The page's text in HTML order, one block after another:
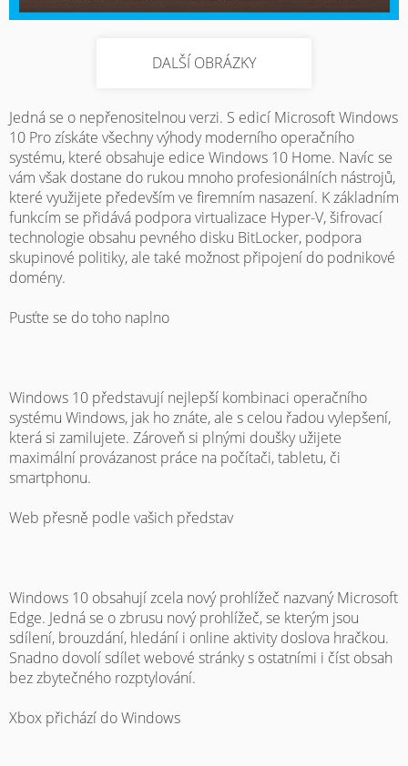
DALŠÍ OBRÁZKY
Jedná se o nepřenositelnou verzi. S edicí Microsoft Windows
10 Pro získáte všechny výhody moderního operačního
systému, které obsahuje edice Windows 10 Home. Navíc se
vám však dostane do rukou mnoho profesionálních nástrojů,
které využijete především ve firemním nasazení. K základním
funkcím se přidává podpora virtualizace Hyper-V, šifrovací
technologie obsahu pevného disku BitLocker, podpora
skupinové politiky, ale také možnost připojení do podnikové
domény.
Pusťte se do toho naplno
Windows 10 představují nejlepší kombinaci operačního
systému Windows, jak ho znáte, ale s celou řadou vylepšení,
která si zamilujete. Zároveň si plnými doušky užijete
maximální provázanost práce na počítači, tabletu, či
smartphonu.
Web přesně podle vašich představ
Windows 10 obsahují zcela nový prohlížeč nazvaný Microsoft
Edge. Jedná se o zbrusu nový prohlížeč, se kterým jsou
sdílení, brouzdání, hledání i online aktivity doslova hračkou.
Snadno dovolí sdílet webové stránky s ostatními i číst obsah
bez zbytečného rozptylování.
Xbox přichází do Windows